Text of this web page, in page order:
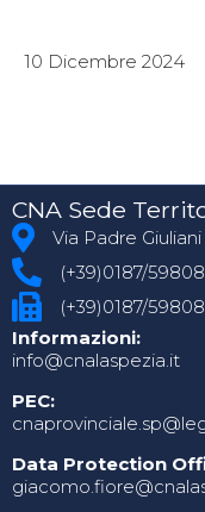
10 Dicembre 2024
CNA Sede
Via Padre
(+39)0187/
(+39)0187/
Informazioni:
info@cnalaspezia.it
PEC:
Data Protection